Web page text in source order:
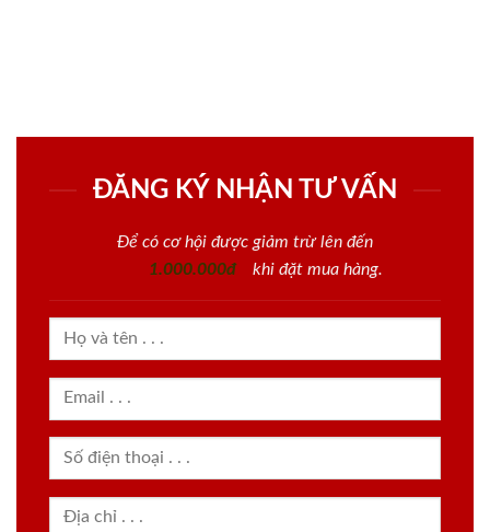
ĐĂNG KÝ NHẬN TƯ VẤN
Để có cơ hội được giảm trừ lên đến
1.000.000đ
khi đặt mua hàng.